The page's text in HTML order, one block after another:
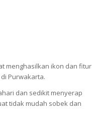
menghasilkan ikon dan fitur
Purwakarta.
dan sedikit menyerap
tidak mudah sobek dan